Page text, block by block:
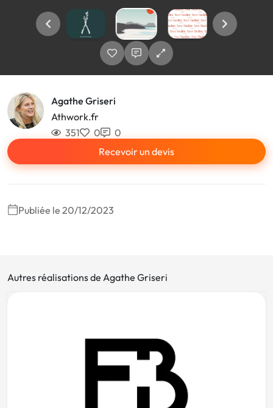
Agathe Griseri
Athwork.fr
351
0
0
Recevoir un devis
Publiée le 20/12/2023
Autres réalisations de Agathe Griseri